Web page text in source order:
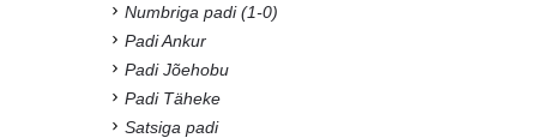
Numbriga padi (1-0)
Padi Ankur
Padi Jõehobu
Padi Täheke
Satsiga padi